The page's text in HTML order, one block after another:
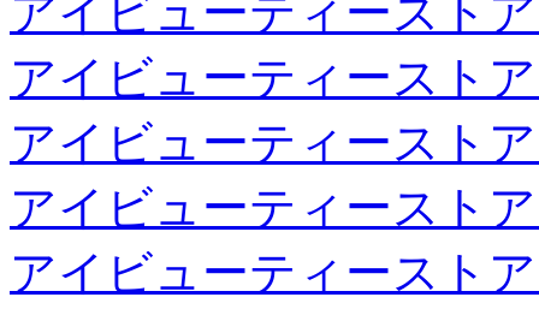
アイビューティースト
アイビューティースト
アイビューティースト
アイビューティースト
アイビューティースト